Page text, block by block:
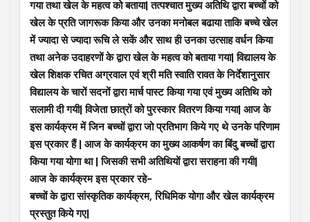
गया तथा खेल के महत्व को बताया| तत्पश्चात मुख्य अतिथि द्वारा बच्चों को
खेल के प्रति जागरूक किया और उनका मनोबल बढाया ताकि बच्चे खेल
में ज्यादा से ज्यादा रूचि ले सकें और साथ ही उनका उत्साह वर्धन किया
तथा अनेक उदाहरणों के द्वारा खेल के महत्व को बताया गया| विद्यालय के
खेल शिक्षक रचित अग्रवाल एवं श्री मति स्वाति रावत के निर्देशानुसार
विद्यालय के चारों सदनों द्वारा मार्च पास्ट किया गया एवं मुख्य अतिथि को
सलामी दी गयी| विजेता छात्रों को पुरस्कार वितरण किया गया| आज के
इस कार्यक्रम में जिन बच्चों द्वारा जो प्रतिभाग किये गए थे उनके परिणाम
इस प्रकार हैं | आज के कार्यक्रम का मुख्य आकर्षण का बिंदु बच्चों द्वारा
किया गया योगा था | जिसकी सभी अतिथियों द्वारा सराहना की गयी|
आज के कार्यक्रम इस प्रकार रहे-
बच्चों के द्वारा सांस्कृतिक कार्यक्रम, रिधिमिक योगा और खेल कार्यक्रम
प्रस्तुत किये गए|